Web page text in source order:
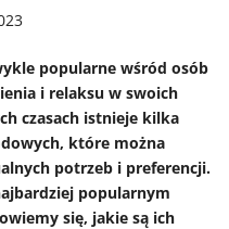
popularne wśród osób
i relaksu w swoich
czasach istnieje kilka
które można
potrzeb i preferencji.
popularnym
się, jakie są ich